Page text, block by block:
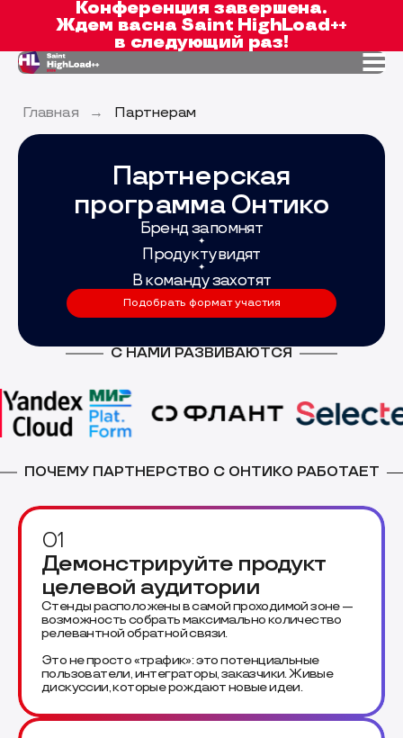
Конференция завершена.
Ждем васна Saint HighLoad++
в следующий раз!
Главная → Партнерам
Партнерская
программа Онтико
Бренд запомнят
✦
Продукт увидят
✦
В команду захотят
Подобрать формат участия
С НАМИ РАЗВИВАЮТСЯ
ПОЧЕМУ ПАРТНЕРСТВО С ОНТИКО РАБОТАЕТ
01
Демонстрируйте продукт
целевой аудитории
Стенды расположены в самой проходимой зоне —
возможность собрать максимально количество
релевантной обратной связи.
Это не просто «трафик»: это потенциальные
пользователи, интеграторы, заказчики. Живые
дискуссии, которые рождают новые идеи.